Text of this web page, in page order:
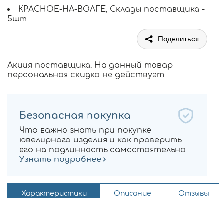
КРАСНОЕ-НА-ВОЛГЕ, Склады поставщика -
5шт
Поделиться
Акция поставщика. На данный товар
персональная скидка не действует
Безопасная покупка
Что важно знать при покупке
ювелирного изделия и как проверить
его на подлинность самостоятельно
Узнать подробнее
Характеристики Описание Отзывы